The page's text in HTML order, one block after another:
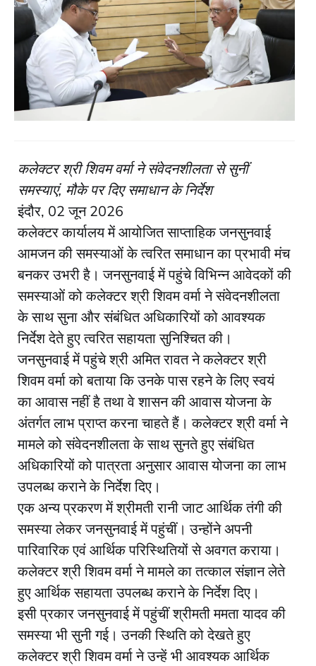
कलेक्टर श्री शिवम वर्मा ने संवेदनशीलता से सुनीं
समस्याएं, मौके पर दिए समाधान के निर्देश
इंदौर, 02 जून 2026
कलेक्टर कार्यालय में आयोजित साप्ताहिक जनसुनवाई
आमजन की समस्याओं के त्वरित समाधान का प्रभावी मंच
बनकर उभरी है। जनसुनवाई में पहुंचे विभिन्न आवेदकों की
समस्याओं को कलेक्टर श्री शिवम वर्मा ने संवेदनशीलता
के साथ सुना और संबंधित अधिकारियों को आवश्यक
निर्देश देते हुए त्वरित सहायता सुनिश्चित की।
जनसुनवाई में पहुंचे श्री अमित रावत ने कलेक्टर श्री
शिवम वर्मा को बताया कि उनके पास रहने के लिए स्वयं
का आवास नहीं है तथा वे शासन की आवास योजना के
अंतर्गत लाभ प्राप्त करना चाहते हैं। कलेक्टर श्री वर्मा ने
मामले को संवेदनशीलता के साथ सुनते हुए संबंधित
अधिकारियों को पात्रता अनुसार आवास योजना का लाभ
उपलब्ध कराने के निर्देश दिए।
एक अन्य प्रकरण में श्रीमती रानी जाट आर्थिक तंगी की
समस्या लेकर जनसुनवाई में पहुंचीं। उन्होंने अपनी
पारिवारिक एवं आर्थिक परिस्थितियों से अवगत कराया।
कलेक्टर श्री शिवम वर्मा ने मामले का तत्काल संज्ञान लेते
हुए आर्थिक सहायता उपलब्ध कराने के निर्देश दिए।
इसी प्रकार जनसुनवाई में पहुंचीं श्रीमती ममता यादव की
समस्या भी सुनी गई। उनकी स्थिति को देखते हुए
कलेक्टर श्री शिवम वर्मा ने उन्हें भी आवश्यक आर्थिक